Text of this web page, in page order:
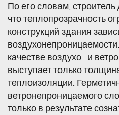
По его словам,
что теплопрозрачность
конструкций здания
качестве воздухо- и
выступает только
теплоизоляции.
ветронепроницаемого
только в результате